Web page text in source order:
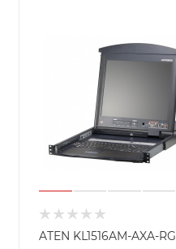
ATEN KL1516AM-AXA-RG